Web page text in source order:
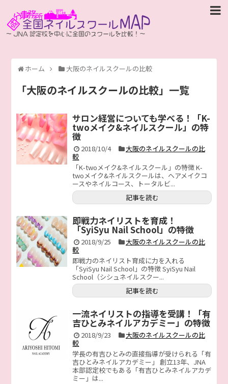
ホーム 大阪のネイルスクールの比較
「大阪のネイルスクールの比較」 一覧
サロン経営についても学べる！「K-
twoメイク&ネイルスクール」の特
徴
2018/10/4
大阪のネイルスクールの比
較
「K-twoメイク&ネイルスクール」の特徴 K-
twoメイク&ネイルスクールは、ヘアメイクコ
ースやネイルコース、トータルビ...
記事を読む
即戦力ネイリストを育成！
「SyiSyu Nail School」の特徴
2018/9/25
大阪のネイルスクールの比
較
即戦力のネイリスト育成に力を入れる
「SyiSyu Nail School」の特徴 SyiSyu Nail
School（シシュネイルスクー...
記事を読む
一流ネイリストの指導を受講！「有
吉ひとみネイルアカデミー」の特徴
2018/9/23
大阪のネイルスクールの比
較
学長の有吉ひとみの直接指導が受けられる「有
吉ひとみネイルアカデミー」 創立13年、JNA
本部認定校でもある「有吉ひとみネイルアカデ
ミー」は...